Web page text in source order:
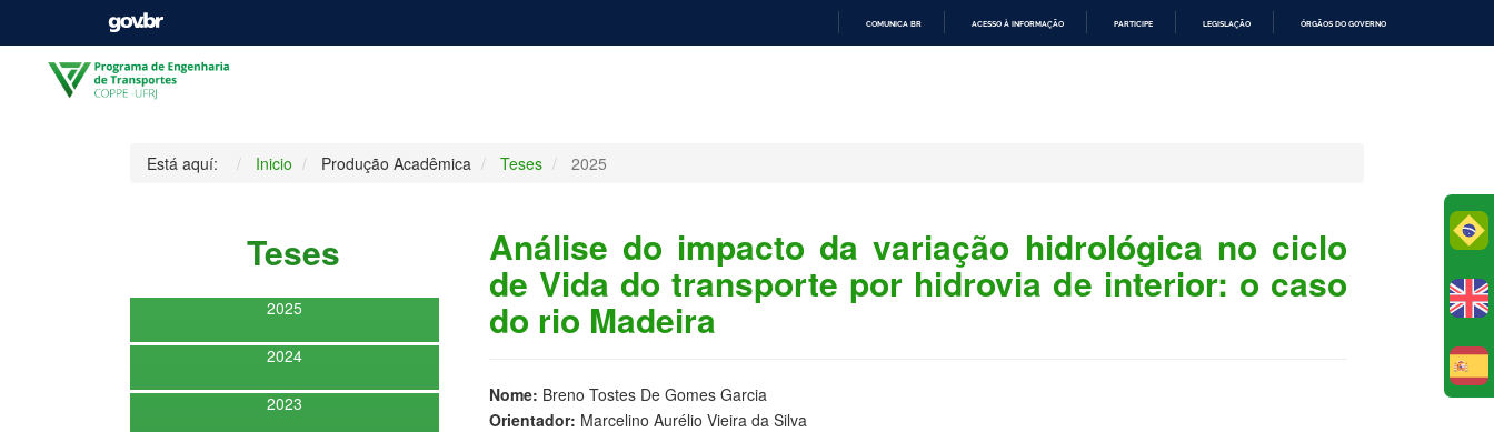
COMUNICA BR ACESSO À INFORMAÇÃO PARTICIPE LEGISLAÇÃO ÓRGÃOS DO GOVERNO
Está aquí: Inicio Produção Acadêmica Teses 2025
Teses
2025
2024
2023
Análise do impacto da variação hidrológica no ciclo
de Vida do transporte por hidrovia de interior: o caso
do rio Madeira
Nome: Breno Tostes De Gomes Garcia
Orientador: Marcelino Aurélio Vieira da Silva